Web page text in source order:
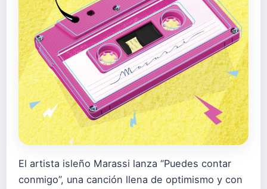
El artista isleño Marassi lanza “Puedes contar
conmigo”, una canción llena de optimismo y con